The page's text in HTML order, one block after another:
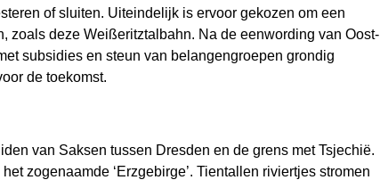
of sluiten. Uiteindelijk is ervoor gekozen om een
zoals deze Weißeritztalbahn. Na de eenwording van Oost-
subsidies en steun van belangengroepen grondig
de toekomst.
van Saksen tussen Dresden en de grens met Tsjechië.
zogenaamde ‘Erzgebirge’. Tientallen riviertjes stromen